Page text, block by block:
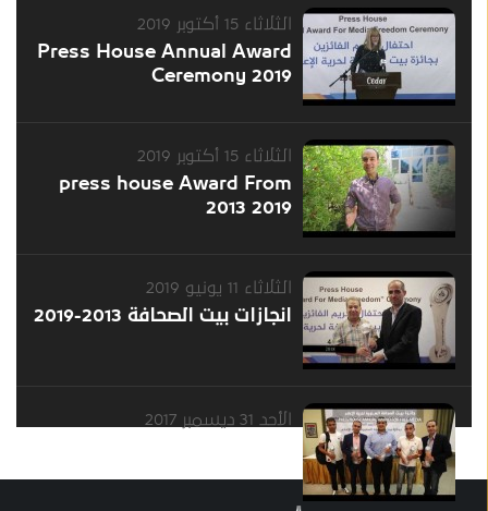
الثلاثاء 15 أكتوبر 2019
Press House Annual Award
Ceremony 2019
الثلاثاء 15 أكتوبر 2019
press house Award From
2013 2019
الثلاثاء 11 يونيو 2019
انجازات بيت الصحافة 2013-2019
الأحد 31 ديسمبر 2017